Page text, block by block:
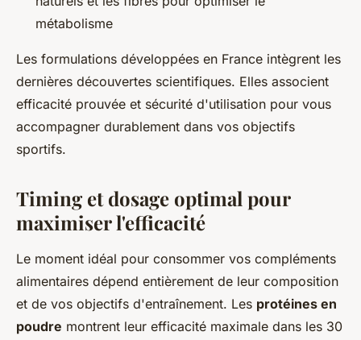
métabolisme
Les formulations développées en France intègrent les
dernières découvertes scientifiques. Elles associent
efficacité prouvée et sécurité d'utilisation pour vous
accompagner durablement dans vos objectifs
sportifs.
Timing et dosage optimal pour
maximiser l'efficacité
Le moment idéal pour consommer vos compléments
alimentaires dépend entièrement de leur composition
et de vos objectifs d'entraînement. Les protéines en
poudre montrent leur efficacité maximale dans les 30